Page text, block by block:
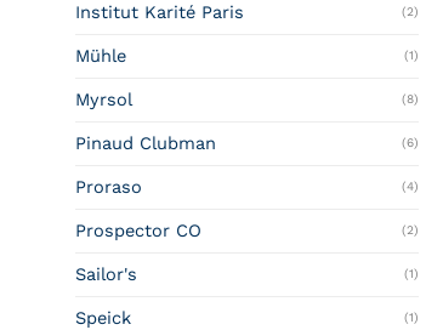
Institut Karité Paris (2)
Mühle (1)
Myrsol (8)
Pinaud Clubman (6)
Proraso (4)
Prospector CO (2)
Sailor's (1)
Speick (1)